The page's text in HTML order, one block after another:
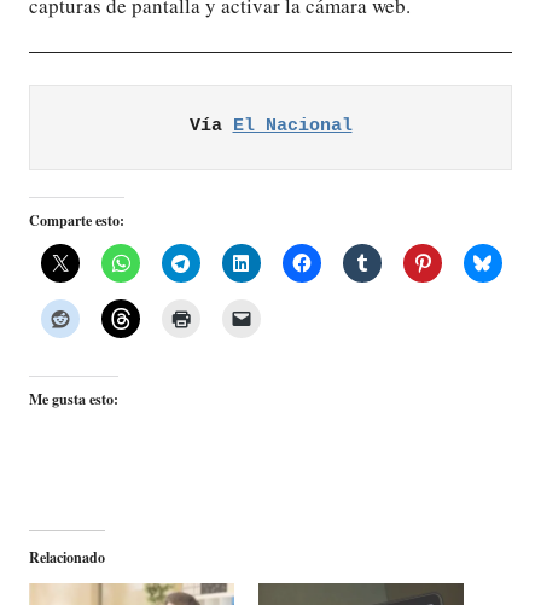
Vía El Nacional
Comparte esto:
Me gusta esto:
Relacionado